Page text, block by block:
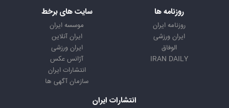
روزنامه ها
روزنامه ایران
ایران ورزشی
الوفاق
IRAN DAILY
سایت های برخط
موسسه ایران
ایران آنلاین
ایران ورزشی
آژانس عکس
انتشارات ایران
سازمان آگهی ها
انتشارات ایران